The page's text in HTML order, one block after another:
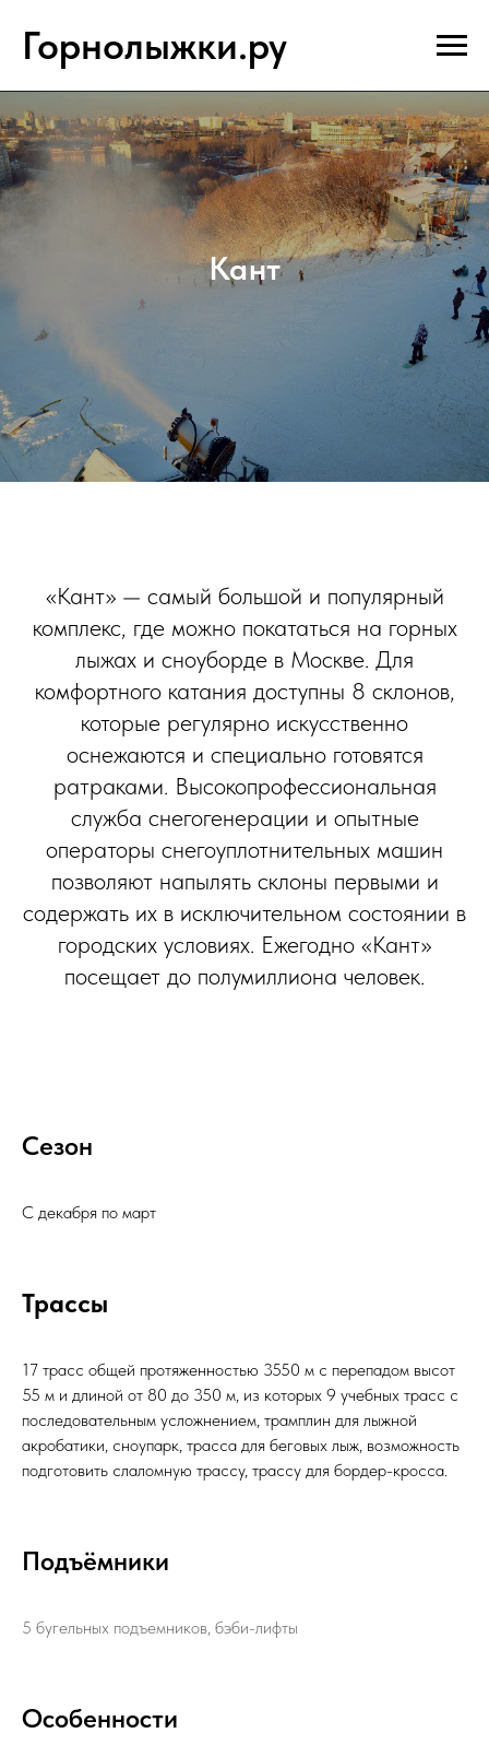
Горнолыжки.ру
Кант
«Кант» — самый большой и популярный
комплекс, где можно покататься на горных
лыжах и сноуборде в Москве. Для
комфортного катания доступны 8 склонов,
которые регулярно искусственно
оснежаются и специально готовятся
ратраками. Высокопрофессиональная
служба снегогенерации и опытные
операторы снегоуплотнительных машин
позволяют напылять склоны первыми и
содержать их в исключительном состоянии в
городских условиях. Ежегодно «Кант»
посещает до полумиллиона человек.
Сезон
С декабря по март
Трассы
17 трасс общей протяженностью 3550 м с перепадом высот
55 м и длиной от 80 до 350 м, из которых 9 учебных трасс с
последовательным усложнением, трамплин для лыжной
акробатики, сноупарк, трасса для беговых лыж, возможность
подготовить слаломную трассу, трассу для бордер-кросса.
Подъёмники
5 бугельных подъемников, бэби-лифты
Особенности